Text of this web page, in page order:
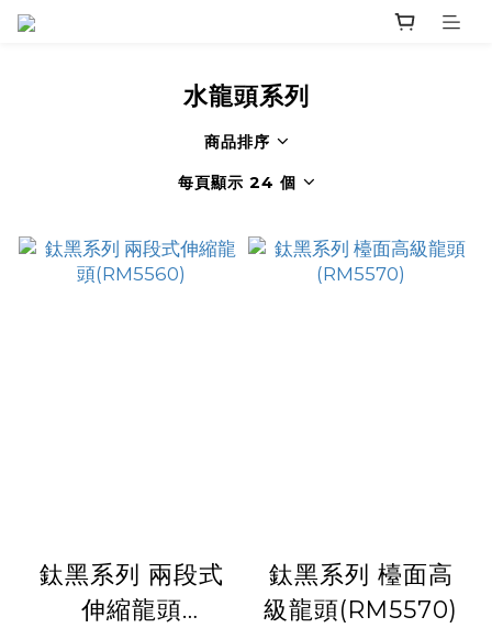
水龍頭系列
商品排序
每頁顯示 24 個
鈦黑系列 兩段式
伸縮龍頭
鈦黑系列 檯面高
級龍頭(RM5570)